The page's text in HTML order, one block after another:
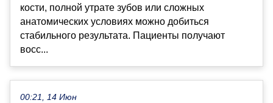
кости, полной утрате зубов или сложных
анатомических условиях можно добиться
стабильного результата. Пациенты получают
восс...
00:21, 14 Июн